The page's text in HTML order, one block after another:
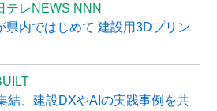
テレNEWS NNN
県内ではじめて 建設用3Dプリン
結、建設DXやAIの実践事例を共